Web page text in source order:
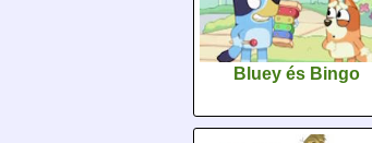
Bluey és Bingo